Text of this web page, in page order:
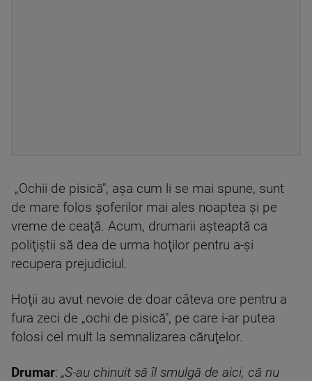
„Ochii de pisică", aşa cum li se mai spune, sunt
de mare folos şoferilor mai ales noaptea şi pe
vreme de ceaţă. Acum, drumarii aşteaptă ca
poliţiştii să dea de urma hoţilor pentru a-şi
recupera prejudiciul.
Hoţii au avut nevoie de doar câteva ore pentru a
fura zeci de „ochi de pisică", pe care i-ar putea
folosi cel mult la semnalizarea căruţelor.
Drumar: „S-au chinuit să îl smulgă de aici, că nu